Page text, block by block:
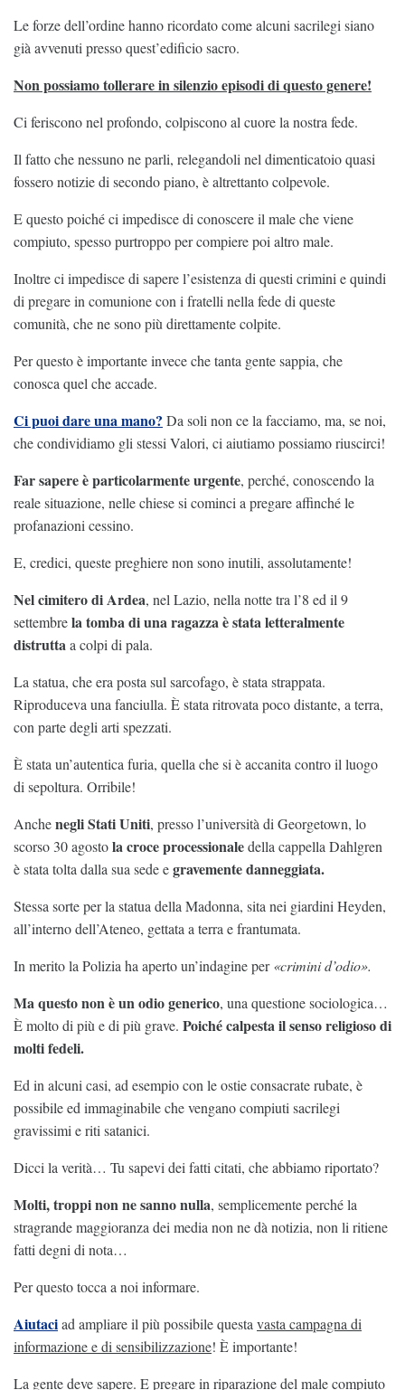
Le forze dell’ordine hanno ricordato come alcuni sacrilegi siano
già avvenuti presso quest’edificio sacro.
Non possiamo tollerare in silenzio episodi di questo genere!
Ci feriscono nel profondo, colpiscono al cuore la nostra fede.
Il fatto che nessuno ne parli, relegandoli nel dimenticatoio quasi
fossero notizie di secondo piano, è altrettanto colpevole.
E questo poiché ci impedisce di conoscere il male che viene
compiuto, spesso purtroppo per compiere poi altro male.
Inoltre ci impedisce di sapere l’esistenza di questi crimini e quindi
di pregare in comunione con i fratelli nella fede di queste
comunità, che ne sono più direttamente colpite.
Per questo è importante invece che tanta gente sappia, che
conosca quel che accade.
Ci puoi dare una mano? Da soli non ce la facciamo, ma, se noi,
che condividiamo gli stessi Valori, ci aiutiamo possiamo riuscirci!
Far sapere è particolarmente urgente, perché, conoscendo la
reale situazione, nelle chiese si cominci a pregare affinché le
profanazioni cessino.
E, credici, queste preghiere non sono inutili, assolutamente!
Nel cimitero di Ardea, nel Lazio, nella notte tra l’8 ed il 9
settembrela tomba di una ragazza è stata letteralmente
distruttaa colpi di pala.
La statua, che era posta sul sarcofago, è stata strappata.
Riproduceva una fanciulla. È stata ritrovata poco distante, a terra,
con parte degli arti spezzati.
È stata un’autentica furia, quella che si è accanita contro il luogo
di sepoltura. Orribile!
Anchenegli Stati Uniti, presso l’università di Georgetown, lo
scorso 30 agostola croce processionaledella cappella Dahlgren
è stata tolta dalla sua sede egravemente danneggiata.
Stessa sorte per la statua della Madonna, sita nei giardini Heyden,
all’interno dell’Ateneo, gettata a terra e frantumata.
In merito la Polizia ha aperto un’indagine per«crimini d’odio».
Ma questo non è un odio generico, una questione sociologica…
È molto di più e di più grave. Poiché calpesta il senso religioso di
molti fedeli.
Ed in alcuni casi, ad esempio con le ostie consacrate rubate, è
possibile ed immaginabile che vengano compiuti sacrilegi
gravissimi e riti satanici.
Dicci la verità… Tu sapevi dei fatti citati, che abbiamo riportato?
Molti, troppi non ne sanno nulla, semplicemente perché la
stragrande maggioranza dei media non ne dà notizia, non li ritiene
fatti degni di nota…
Per questo tocca a noi informare.
Aiutaciad ampliare il più possibile questa vasta campagna di
informazione e di sensibilizzazione! È importante!
La gente deve sapere. E pregare in riparazione del male compiuto